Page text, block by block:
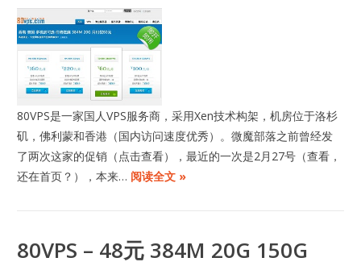
80VPS是一家国人VPS服务商，采用Xen技术构架，机房位于洛杉
矶，佛利蒙和香港（国内访问速度优秀）。微魔部落之前曾经发
了两次这家的促销（点击查看），最近的一次是2月27号（查看，
还在首页？），本来… 阅读全文 »
80VPS – 48元 384M 20G 150G